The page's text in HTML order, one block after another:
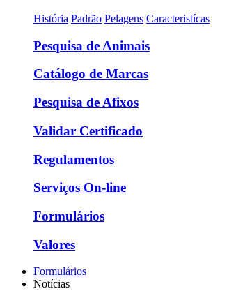
História Padrão Pelagens Caracteristícas
Pesquisa de Animais
Catálogo de Marcas
Pesquisa de Afixos
Validar Certificado
Regulamentos
Serviços On-line
Formulários
Valores
Formulários
Notícias